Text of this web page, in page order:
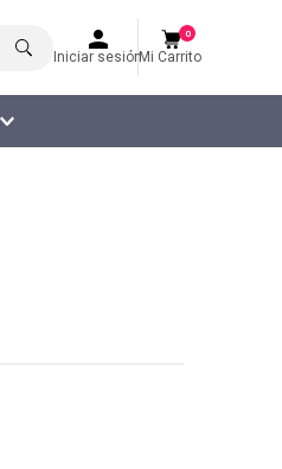
Iniciar sesiónMi Carrito
0